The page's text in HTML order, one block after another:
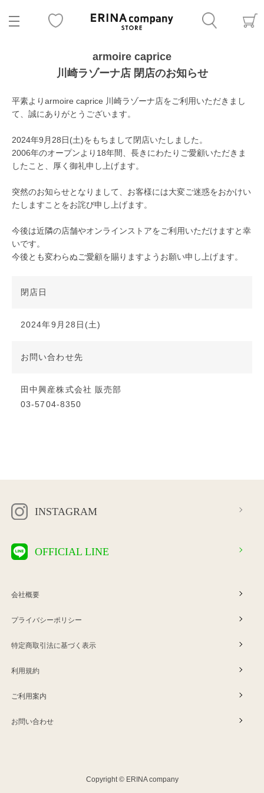
armoire caprice
川崎ラゾーナ店 閉店のお知らせ
平素よりarmoire caprice 川崎ラゾーナ店をご利用いただきまし
て、誠にありがとうございます。
2024年9月28日(土)をもちまして閉店いたしました。
2006年のオープンより18年間、長きにわたりご愛顧いただきま
したこと、厚く御礼申し上げます。
突然のお知らせとなりまして、お客様には大変ご迷惑をおかけい
たしますことをお詫び申し上げます。
今後は近隣の店舗やオンラインストアをご利用いただけますと幸
いです。
今後とも変わらぬご愛顧を賜りますようお願い申し上げます。
閉店日
2024年9月28日(土)
お問い合わせ先
田中興産株式会社 販売部
03-5704-8350
INSTAGRAM
OFFICIAL LINE
会社概要
プライバシーポリシー
特定商取引法に基づく表示
利用規約
ご利用案内
お問い合わせ
Copyright © ERINA company